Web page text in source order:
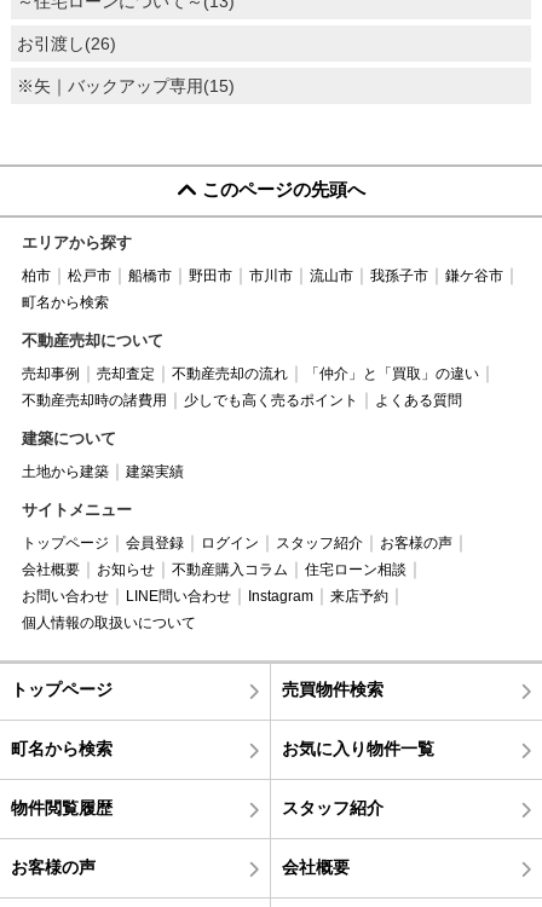
お引渡し(26)
※矢｜バックアップ専用(15)
このページの先頭へ
エリアから探す
柏市 松戸市 船橋市 野田市 市川市 流山市 我孫子市
鎌ケ谷市
町名から検索
不動産売却について
売却事例 売却査定 不動産売却の流れ
「仲介」と「買取」の違い
不動産売却時の諸費用
少しでも高く売るポイント よくある質問
建築について
土地から建築 建築実績
サイトメニュー
トップページ 会員登録 ログイン スタッフ紹介
お客様の声
会社概要
お知らせ 不動産購入コラム
住宅ローン相談
お問い合わせ
LINE問い合わせ Instagram
来店予約
個人情報の取扱いについて
トップページ 売買物件検索
町名から検索 お気に入り物件一覧
物件閲覧履歴 スタッフ紹介
お客様の声 会社概要